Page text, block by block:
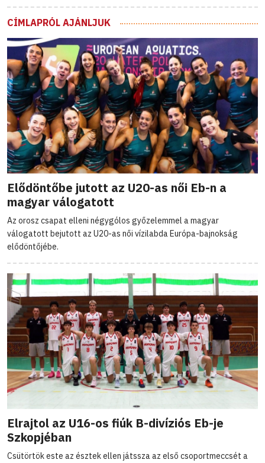
CÍMLAPRÓL AJÁNLJUK
Elődöntőbe jutott az U20-as női Eb-n a
magyar válogatott
Az orosz csapat elleni négygólos győzelemmel a magyar
válogatott bejutott az U20-as női vízilabda Európa-bajnokság
elődöntőjébe.
Elrajtol az U16-os fiúk B-divíziós Eb-je
Szkopjéban
Csütörtök este az észtek ellen játssza az első csoportmeccsét a